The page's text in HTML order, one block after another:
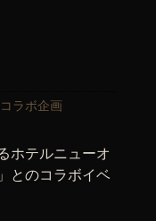
ラボ企画
ホテルニューオ
とのコラボイベ